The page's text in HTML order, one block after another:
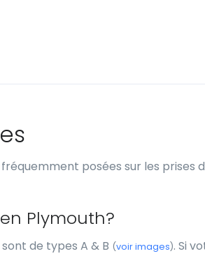
posées sur les prises
Plymouth?
de types A & B (voir images). Si